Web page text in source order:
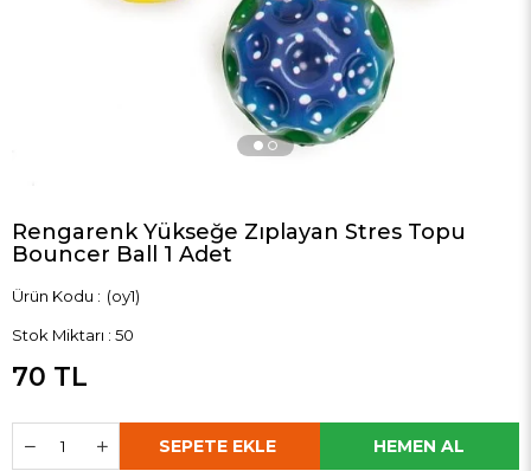
Rengarenk Yükseğe Zıplayan Stres Topu
Bouncer Ball 1 Adet
(oy1)
Stok Miktarı : 50
70 TL